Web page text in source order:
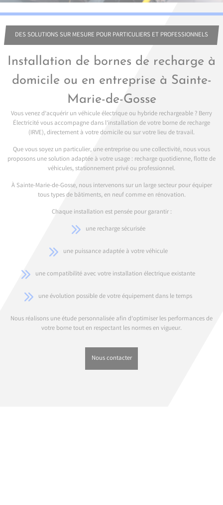
DES SOLUTIONS SUR MESURE POUR PARTICULIERS ET PROFESSIONNELS
Installation de bornes de recharge à
domicile ou en entreprise à Sainte-
Marie-de-Gosse
Vous venez d’acquérir un véhicule électrique ou hybride rechargeable ? Berry
Électricité vous accompagne dans l’installation de votre borne de recharge
(IRVE), directement à votre domicile ou sur votre lieu de travail.
Que vous soyez un particulier, une entreprise ou une collectivité, nous vous
proposons une solution adaptée à votre usage : recharge quotidienne, flotte de
véhicules, stationnement privé ou professionnel.
À Sainte-Marie-de-Gosse, nous intervenons sur un large secteur pour équiper
tous types de bâtiments, en neuf comme en rénovation.
Chaque installation est pensée pour garantir :
une recharge sécurisée
une puissance adaptée à votre véhicule
une compatibilité avec votre installation électrique existante
une évolution possible de votre équipement dans le temps
Nous réalisons une étude personnalisée afin d’optimiser les performances de
votre borne tout en respectant les normes en vigueur.
Nous contacter